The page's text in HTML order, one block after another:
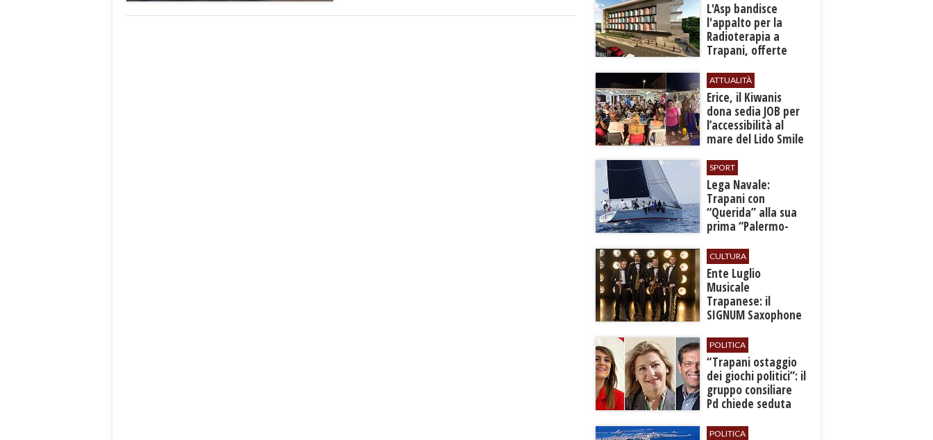
L'Asp bandisce
l'appalto per la
Radioterapia a
Trapani, offerte
ATTUALITÀ
​Erice, il Kiwanis
dona sedia JOB per
l’accessibilità al
mare del Lido Smile
SPORT
​Lega Navale:
Trapani con
“Querida” alla sua
prima “Palermo-
CULTURA
Ente Luglio
Musicale
Trapanese: il
SIGNUM Saxophone
con l’“American
Dream”
POLITICA
​“Trapani ostaggio
dei giochi politici”: il
gruppo consiliare
Pd chiede seduta
bilancio
POLITICA